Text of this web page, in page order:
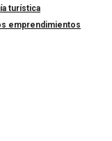
turística
emprendimientos